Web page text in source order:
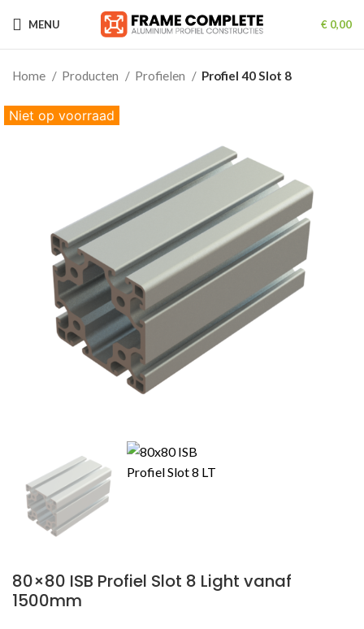
MENU € 0,00
Home Producten Profielen Profiel 40 Slot 8
Niet op voorraad
80×80 ISB Profiel Slot 8 Light vanaf
1500mm